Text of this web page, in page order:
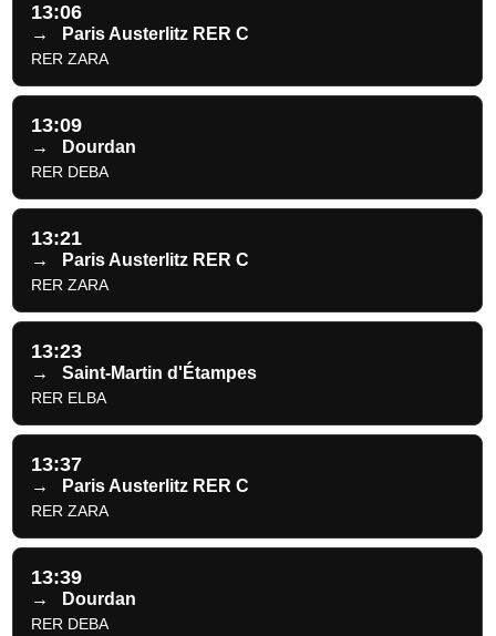
13:06
→ Paris Austerlitz RER C
RER ZARA
13:09
→ Dourdan
RER DEBA
13:21
→ Paris Austerlitz RER C
RER ZARA
13:23
→ Saint-Martin d'Étampes
RER ELBA
13:37
→ Paris Austerlitz RER C
RER ZARA
13:39
→ Dourdan
RER DEBA